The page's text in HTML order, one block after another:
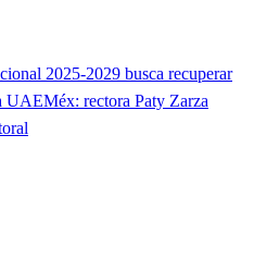
2025-2029 busca recuperar
UAEMéx: rectora Paty Zarza